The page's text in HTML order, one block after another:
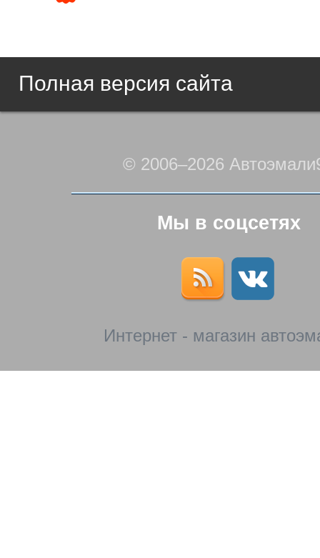
Полная версия сайта
© 2006–2026
Мы в соцсетях
Интернет - магазин